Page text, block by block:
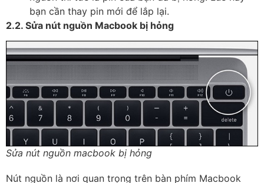
bạn cần thay pin mới để lắp lại.
2.2. Sửa nút nguồn Macbook bị hỏng
Sửa nút nguồn macbook bị hỏng
Nút nguồn là nơi quan trọng trên bàn phím Macbook